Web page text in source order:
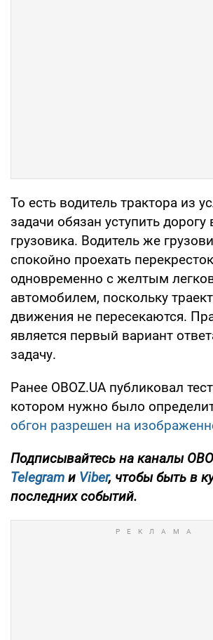
То есть водитель трактора из
задачи обязан уступить
грузовика. Водитель же
спокойно проехать перекресток
одновременно с желтым
автомобилем, поскольку
движения не пересекаются.
является первый вариант
задачу.
Ранее OBOZ.UA публиковал
котором нужно было
обгон разрешен на
Подписывайтесь на каналы
Telegram и Viber, чтобы быть в
последних событий.